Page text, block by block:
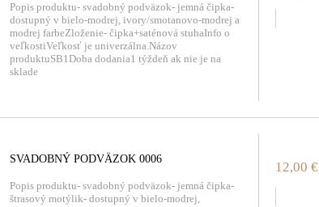
Popis produktu- svadobný podväzok- jemná čipka-
dostupný v bielo-modrej, ivory/smotanovo-modrej a
modrej farbeZloženie- čipka+saténová stuhaInfo o
veľkostiVeľkosť je univerzálna.Názov
produktuSB1Doba dodania1 týždeň ak nie je na
sklade
SVADOBNÝ PODVÄZOK 0006
Popis produktu- svadobný podväzok- jemná čipka-
štrasový motýlik- dostupný v bielo-modrej,
12,00 €